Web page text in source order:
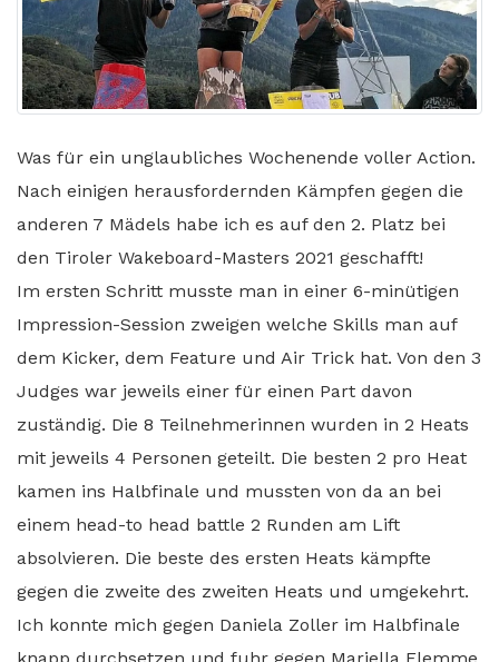
Was für ein unglaubliches Wochenende voller Action.
Nach einigen herausfordernden Kämpfen gegen die
anderen 7 Mädels habe ich es auf den 2. Platz bei
den Tiroler Wakeboard-Masters 2021 geschafft!
Im ersten Schritt musste man in einer 6-minütigen
Impression-Session zweigen welche Skills man auf
dem Kicker, dem Feature und Air Trick hat. Von den 3
Judges war jeweils einer für einen Part davon
zuständig. Die 8 Teilnehmerinnen wurden in 2 Heats
mit jeweils 4 Personen geteilt. Die besten 2 pro Heat
kamen ins Halbfinale und mussten von da an bei
einem head-to head battle 2 Runden am Lift
absolvieren. Die beste des ersten Heats kämpfte
gegen die zweite des zweiten Heats und umgekehrt.
Ich konnte mich gegen Daniela Zoller im Halbfinale